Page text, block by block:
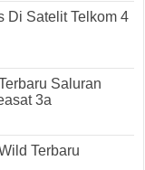
Di Satelit Telkom 4
Saluran
3a
Terbaru